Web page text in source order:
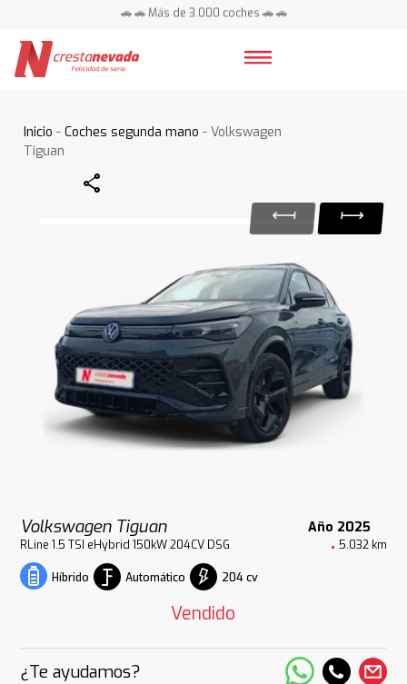
🚗 🚗 Más de 3.000 coches 🚗 🚗
Inicio -Coches segunda mano - Volkswagen
Tiguan
Share
Volkswagen Tiguan Año 2025
RLine 1.5 TSI eHybrid 150kW 204CV DSG 5.032 km
Híbrido Automático 204 cv
Vendido
¿Te ayudamos?